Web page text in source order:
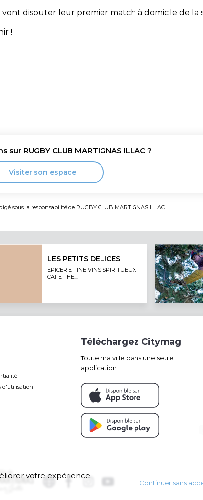
vont disputer leur premier match à domicile de la
!
sur RUGBY CLUB MARTIGNAS ILLAC ?
Visiter son espace
sous la responsabilité de RUGBY CLUB MARTIGNAS ILLAC
LES PETITS DELICES
EPICERIE FINE VINS SPIRITUEUX
CAFE THE....
d'utilisation
Téléchargez Citymag
Toute ma ville dans une seule
application
votre expérience.
Continuer sans